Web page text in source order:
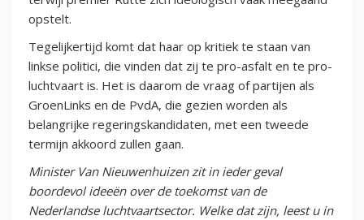
opstelt.
Tegelijkertijd komt dat haar op kritiek te staan van
linkse politici, die vinden dat zij te pro-asfalt en te pro-
luchtvaart is. Het is daarom de vraag of partijen als
GroenLinks en de PvdA, die gezien worden als
belangrijke regeringskandidaten, met een tweede
termijn akkoord zullen gaan.
Minister Van Nieuwenhuizen zit in ieder geval
boordevol ideeën over de toekomst van de
Nederlandse luchtvaartsector. Welke dat zijn, leest u in